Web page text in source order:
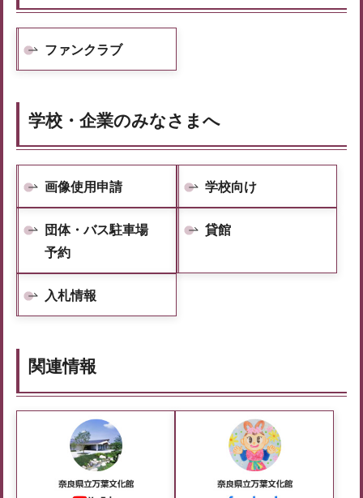
ファンクラブ
学校・企業のみなさまへ
画像使用申請 学校向け
団体・バス駐車場
予約
貸館
入札情報
関連情報